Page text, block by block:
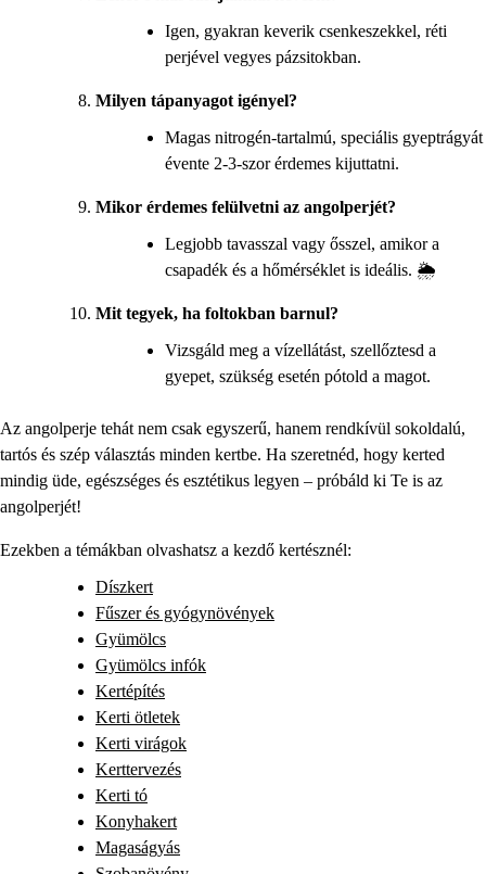
Igen, gyakran keverik csenkeszekkel, réti
perjével vegyes pázsitokban.
Milyen tápanyagot igényel?
Magas nitrogén-tartalmú, speciális gyeptrágyát
évente 2-3-szor érdemes kijuttatni.
Mikor érdemes felülvetni az angolperjét?
Legjobb tavasszal vagy ősszel, amikor a
csapadék és a hőmérséklet is ideális. 🌦️
Mit tegyek, ha foltokban barnul?
Vizsgáld meg a vízellátást, szellőztesd a
gyepet, szükség esetén pótold a magot.
Az angolperje tehát nem csak egyszerű, hanem rendkívül sokoldalú,
tartós és szép választás minden kertbe. Ha szeretnéd, hogy kerted
mindig üde, egészséges és esztétikus legyen – próbáld ki Te is az
angolperjét!
Ezekben a témákban olvashatsz a kezdő kertésznél:
Díszkert
Fűszer és gyógynövények
Gyümölcs
Gyümölcs infók
Kertépítés
Kerti ötletek
Kerti virágok
Kerttervezés
Kerti tó
Konyhakert
Magaságyás